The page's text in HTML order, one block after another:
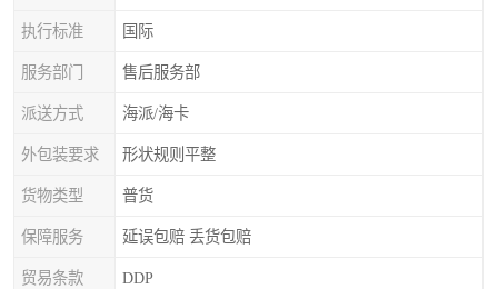
执行标准 国际
服务部门 售后服务部
派送方式 海派/海卡
外包装要求 形状规则平整
货物类型 普货
保障服务 延误包赔 丢货包赔
贸易条款 DDP